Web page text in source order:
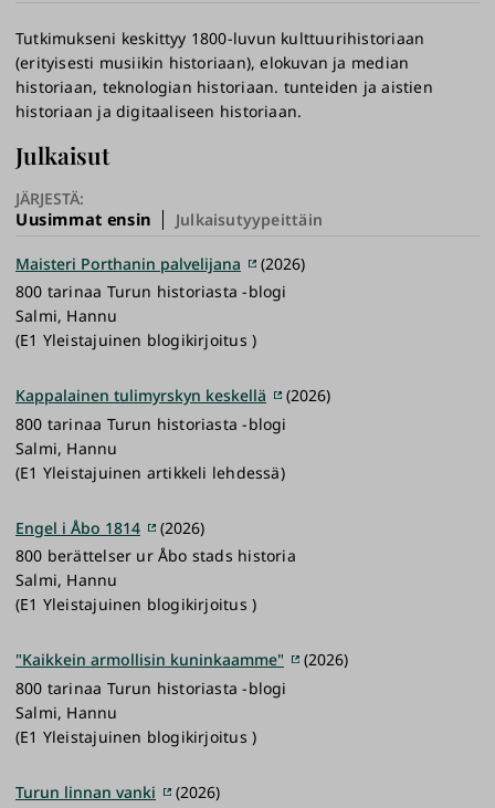
Tutkimukseni keskittyy 1800-luvun kulttuurihistoriaan
(erityisesti musiikin historiaan), elokuvan ja median
historiaan, teknologian historiaan. tunteiden ja aistien
historiaan ja digitaaliseen historiaan.
Julkaisut
JÄRJESTÄ:
Uusimmat ensin Julkaisutyypeittäin
Maisteri Porthanin palvelijana
(2026)
800 tarinaa Turun historiasta -blogi
Salmi, Hannu
(E1 Yleistajuinen blogikirjoitus )
Kappalainen tulimyrskyn keskellä
(2026)
800 tarinaa Turun historiasta -blogi
Salmi, Hannu
(E1 Yleistajuinen artikkeli lehdessä)
Engel i Åbo 1814
(2026)
800 berättelser ur Åbo stads historia
Salmi, Hannu
(E1 Yleistajuinen blogikirjoitus )
"Kaikkein armollisin kuninkaamme"
(2026)
800 tarinaa Turun historiasta -blogi
Salmi, Hannu
(E1 Yleistajuinen blogikirjoitus )
Turun linnan vanki
(2026)